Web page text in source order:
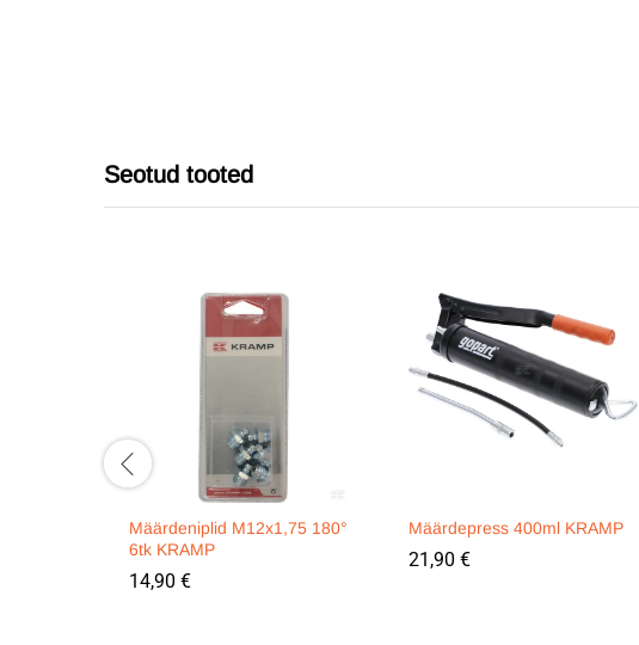
Seotud tooted
Määrdeniplid M12x1,75 180°
6tk KRAMP
14,90 €
Määrdepress 400ml KRAMP
21,90 €